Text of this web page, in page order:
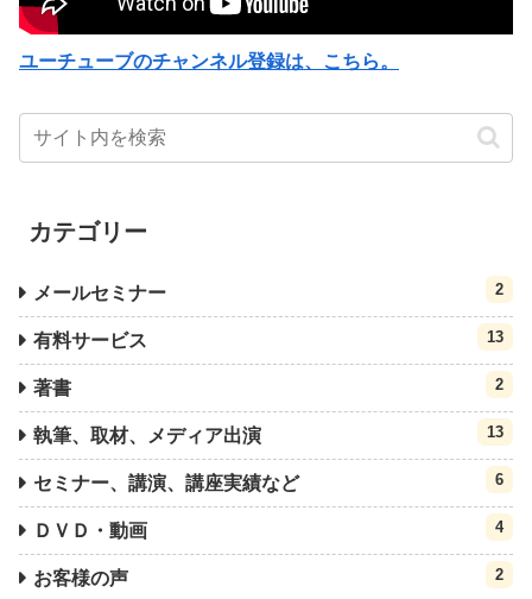
ユーチューブのチャンネル登録は、こちら。
カテゴリー
メールセミナー 2
有料サービス 13
著書 2
執筆、取材、メディア出演 13
セミナー、講演、講座実績など 6
ＤＶＤ・動画 4
お客様の声 2